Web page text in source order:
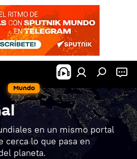
Mundo
en un mismo portal
cerca lo que pasa en
planeta.